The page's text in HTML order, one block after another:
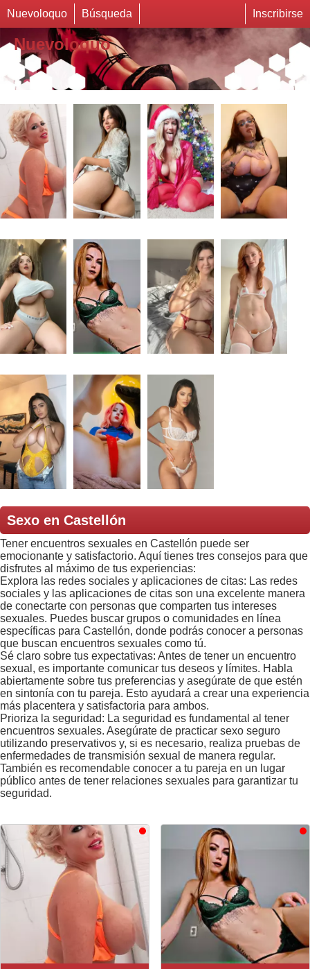
Nuevoloquo Búsqueda Inscribirse
Nuevoloquo
Sexo en Castellón
Tener encuentros sexuales en Castellón puede ser
emocionante y satisfactorio. Aquí tienes tres consejos para que
disfrutes al máximo de tus experiencias:
Explora las redes sociales y aplicaciones de citas: Las redes
sociales y las aplicaciones de citas son una excelente manera
de conectarte con personas que comparten tus intereses
sexuales. Puedes buscar grupos o comunidades en línea
específicas para Castellón, donde podrás conocer a personas
que buscan encuentros sexuales como tú.
Sé claro sobre tus expectativas: Antes de tener un encuentro
sexual, es importante comunicar tus deseos y límites. Habla
abiertamente sobre tus preferencias y asegúrate de que estén
en sintonía con tu pareja. Esto ayudará a crear una experiencia
más placentera y satisfactoria para ambos.
Prioriza la seguridad: La seguridad es fundamental al tener
encuentros sexuales. Asegúrate de practicar sexo seguro
utilizando preservativos y, si es necesario, realiza pruebas de
enfermedades de transmisión sexual de manera regular.
También es recomendable conocer a tu pareja en un lugar
público antes de tener relaciones sexuales para garantizar tu
seguridad.